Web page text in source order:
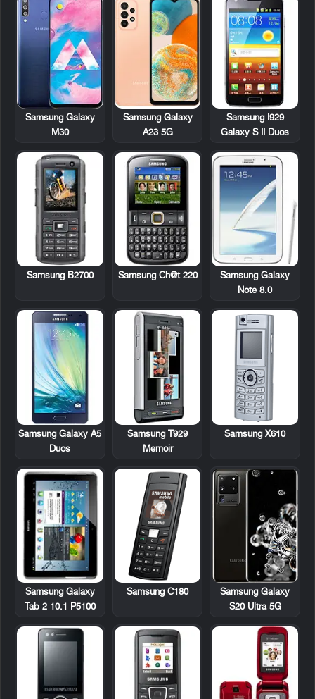
Samsung I929
Galaxy S II Duos
Samsung Galaxy
A23 5G
Samsung Galaxy
M30
Samsung Galaxy
Note 8.0
Samsung Ch@t 220
Samsung B2700
Samsung X610
Samsung T929
Memoir
Samsung Galaxy A5
Duos
Samsung Galaxy
S20 Ultra 5G
Samsung C180
Samsung Galaxy
Tab 2 10.1 P5100